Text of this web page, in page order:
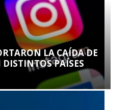
LA CAÍDA DE
PAÍSES